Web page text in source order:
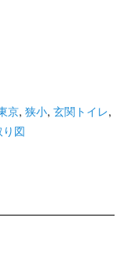
京, 狭小, 玄関トイレ,
図